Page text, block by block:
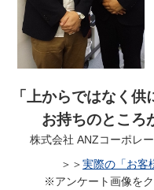
「上からではなく
お持ちのところ
株式会社 ANZコーポ
＞＞実際の「お客
※アンケート画像を